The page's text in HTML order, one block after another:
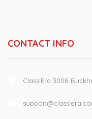
CONTACT INFO
ClassiEra 3008